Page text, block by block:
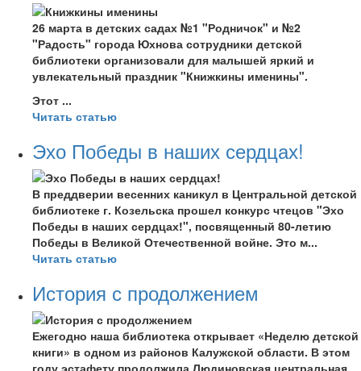
26 марта в детских садах №1 "Родничок" и №2
"Радость" города Юхнова сотрудники детской
библиотеки организовали для малышей яркий и
увлекательный праздник "Книжкины именины".
Этот ...
Читать статью
Эхо Победы в наших сердцах!
В преддверии весенних каникул в Центральной детской
библиотеке г. Козельска прошел конкурс чтецов "Эхо
Победы в наших сердцах!", посвященный 80-летию
Победы в Великой Отечественной войне. Это м...
Читать статью
История с продолжением
Ежегодно наша библиотека открывает «Неделю детской
книги» в одном из районов Калужской области. В этом